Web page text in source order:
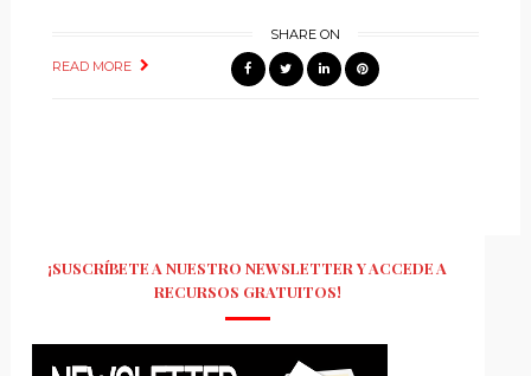
READ MORE
SHARE ON
¡SUSCRÍBETE A NUESTRO NEWSLETTER Y ACCEDE A
RECURSOS GRATUITOS!